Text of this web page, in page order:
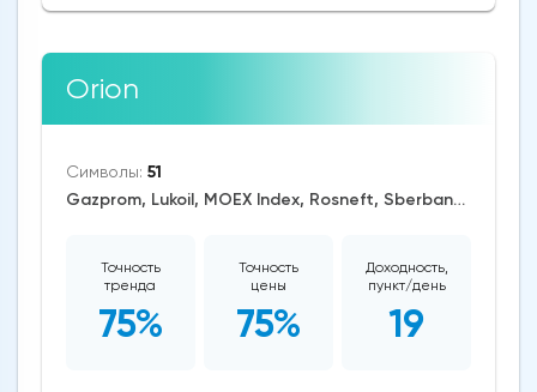
Orion
Символы: 51
Gazprom, Lukoil, MOEX Index, Rosneft, Sberbank (MOEX), CNY/RUB, AUD/USD, EUR/RUB, EUR/USD, GBP/USD, USD/CAD, USD/CHF, USD/JPY, USD/RUB, CAD/CHF, EUR/AUD, GBP/AUD, USD/MXN, AUD/NZD, AUD/CHF, EUR/JPY, EUR/CAD, GBP/JPY, NZD/JPY, AUD/JPY, NZD/USD, GBP/CAD, Dash/USD, Cardano/USD, BitcoinCash/USD, Litecoin/USD, Tron/USD, Ethereum/USD, Bitcoin/USD, XRP/USD, RTS, US Dollar Index, S&P 500, Brent Crude Oil, WTI Crude Oil, Natural Gas, Silver, Gold, Platinum, Dogecoin, Binance Coin, Polkadot, Uniswap, Chainlink, Solana, Avalanche
Точность
тренда
75%
Точность
цены
75%
Доходность,
пункт/день
19